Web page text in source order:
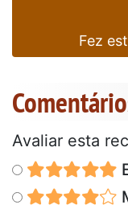
Fez
Avaliar esta